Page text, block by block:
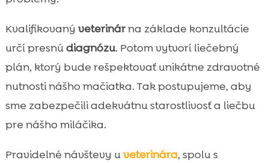
Kvalifikovaný veterinárna základe konzultácie
určí presnúdiagnózu. Potom vytvorí liečebný
plán, ktorý bude rešpektovať unikátne zdravotné
nutnosti nášho mačiatka. Tak postupujeme, aby
sme zabezpečili adekvátnu starostlivosť a liečbu
pre nášho miláčika.
Pravidelné návštevy uveterinára, spolu s